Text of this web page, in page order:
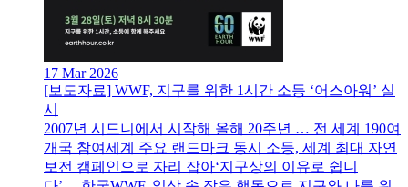
17 Mar 2026
[보도자료] WWF, 지구를 위한 1시간 소등 ‘어스아워’ 실
시
2007년 시드니에서 시작해 올해 20주년 … 전 세계 190여
개국 참여세계 주요 랜드마크 동시 소등, 세계 최대 자연
보전 캠페인으로 자리 잡아‘지구상의 이유로 쉽니